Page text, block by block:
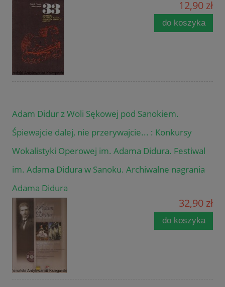
12,90 zł
do koszyka
Adam Didur z Woli Sękowej pod Sanokiem.
Śpiewajcie dalej, nie przerywajcie... : Konkursy
Wokalistyki Operowej im. Adama Didura. Festiwal
im. Adama Didura w Sanoku. Archiwalne nagrania
Adama Didura
32,90 zł
do koszyka